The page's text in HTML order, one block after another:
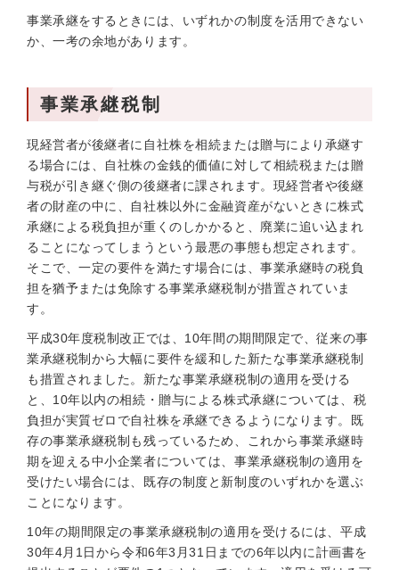
事業承継をするときには、いずれかの制度を活用できない
か、一考の余地があります。
事業承継税制
現経営者が後継者に自社株を相続または贈与により承継す
る場合には、自社株の金銭的価値に対して相続税または贈
与税が引き継ぐ側の後継者に課されます。現経営者や後継
者の財産の中に、自社株以外に金融資産がないときに株式
承継による税負担が重くのしかかると、廃業に追い込まれ
ることになってしまうという最悪の事態も想定されます。
そこで、一定の要件を満たす場合には、事業承継時の税負
担を猶予または免除する事業承継税制が措置されていま
す。
平成30年度税制改正では、10年間の期間限定で、従来の事
業承継税制から大幅に要件を緩和した新たな事業承継税制
も措置されました。新たな事業承継税制の適用を受ける
と、10年以内の相続・贈与による株式承継については、税
負担が実質ゼロで自社株を承継できるようになります。既
存の事業承継税制も残っているため、これから事業承継時
期を迎える中小企業者については、事業承継税制の適用を
受けたい場合には、既存の制度と新制度のいずれかを選ぶ
ことになります。
10年の期間限定の事業承継税制の適用を受けるには、平成
30年4月1日から令和6年3月31日までの6年以内に計画書を